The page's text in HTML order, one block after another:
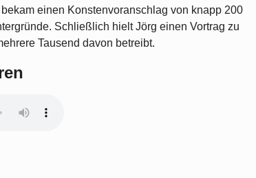
einen Konstenvoranschlag von knapp 200
Schließlich hielt Jörg einen Vortrag zu
Tausend davon betreibt.